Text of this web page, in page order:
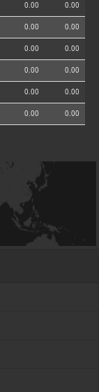
0.00 0.00
0.00 0.00
0.00 0.00
0.00 0.00
0.00 0.00
0.00 0.00